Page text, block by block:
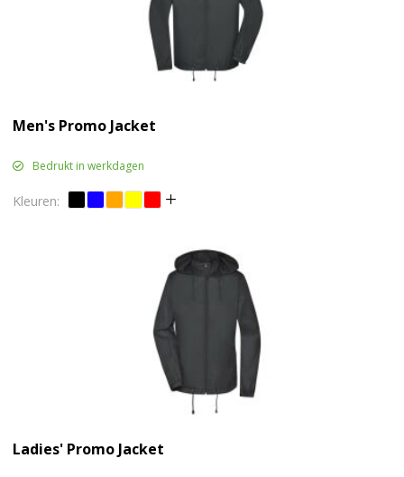
Men's Promo Jacket
Bedrukt in werkdagen
Ladies' Promo Jacket